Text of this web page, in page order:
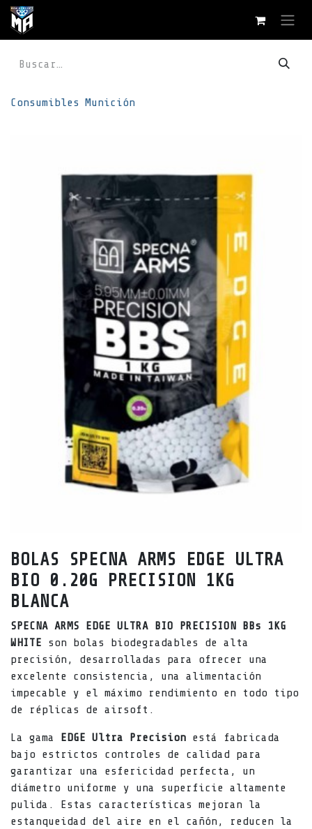
Ir al contenido
Consumibles Munición
BOLAS SPECNA ARMS EDGE ULTRA
BIO 0.20G PRECISION 1KG
BLANCA
SPECNA ARMS EDGE ULTRA BIO PRECISION BBs 1KG
WHITE son bolas biodegradables de alta
precisión, desarrolladas para ofrecer una
excelente consistencia, una alimentación
impecable y el máximo rendimiento en todo tipo
de réplicas de airsoft.
La gama EDGE Ultra Precision está fabricada
bajo estrictos controles de calidad para
garantizar una esfericidad perfecta, un
diámetro uniforme y una superficie altamente
pulida. Estas características mejoran la
estanqueidad del aire en el cañón, reducen la